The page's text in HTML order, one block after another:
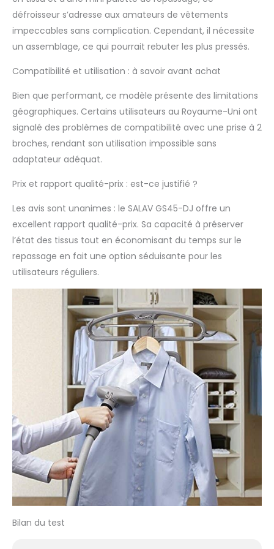
support télescopique
en aluminium et le
cordon
d'alimentation
rangent facilement
défroisseur s’adresse aux amateurs de vêtements
impeccables sans complication. Cependant, il nécessite
un assemblage, ce qui pourrait rebuter les plus pressés.
Compatibilité et utilisation : à savoir avant achat
Bien que performant, ce modèle présente des limitations
géographiques. Certains utilisateurs au Royaume-Uni ont
signalé des problèmes de compatibilité avec une prise à 2
broches, rendant son utilisation impossible sans
adaptateur adéquat.
Prix et rapport qualité-prix : est-ce justifié ?
Les avis sont unanimes : le SALAV GS45-DJ offre un
excellent rapport qualité-prix. Sa capacité à préserver
l’état des tissus tout en économisant du temps sur le
repassage en fait une option séduisante pour les
utilisateurs réguliers.
Bilan du test